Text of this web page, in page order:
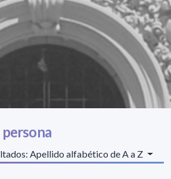
Apellido alfabético de A a Z